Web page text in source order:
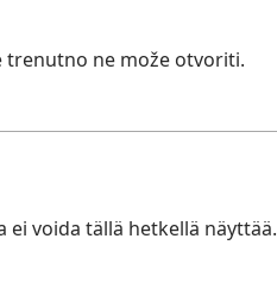
trenutno ne može otvoriti.
ei voida tällä hetkellä näyttää.